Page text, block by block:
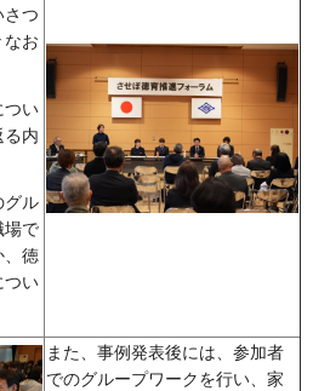
さつ
なお
つい
る内
グル
場で
、徳
つい
また、事例発表後には、参加者
でのグループワークを行い、家